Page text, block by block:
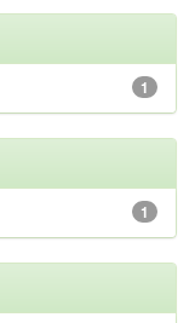
1
1